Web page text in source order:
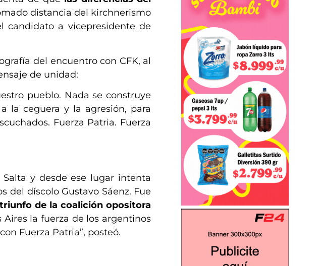
distancia del kirchnerismo
candidato a vicepresidente de
del encuentro con CFK, al
de unidad:
pueblo. Nada se construye
la ceguera y la agresión, para
Fuerza Patria. Fuerza
y desde ese lugar intenta
del díscolo Gustavo Sáenz. Fue
de la coalición opositora
Aires la fuerza de los argentinos
Fuerza Patria”, posteó.